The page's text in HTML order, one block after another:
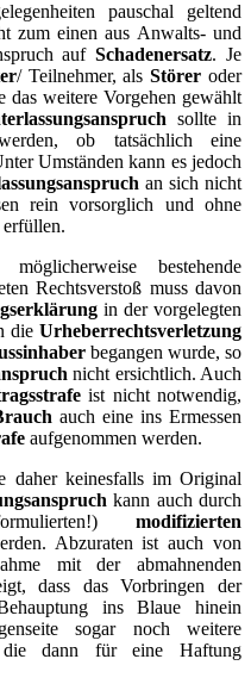
pauschal geltend
zum einen aus Anwalts- und
aufSchadenersatz. Je
/ Teilnehmer, alsStörer oder
das weitere Vorgehen gewählt
sollte in
ob tatsächlich eine
Umständen kann es jedoch
an sich nicht
rein vorsorglich und ohne
bestehende
Rechtsverstoß muss davon
in der vorgelegten
die Urheberrechtsverletzung
begangen wurde, so
nicht ersichtlich. Auch
ist nicht notwendig,
auch eine ins Ermessen
aufgenommen werden.
daher keinesfalls im Original
kann auch durch
modifizierten
Abzuraten ist auch von
mit der abmahnenden
dass das Vorbringen der
ins Blaue hinein
sogar noch weitere
die dann für eine Haftung